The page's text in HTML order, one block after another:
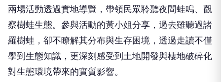
兩場活動透過實地導覽，帶領民眾聆聽夜間蛙鳴、觀
察樹蛙生態。參與活動的黃小姐分享，過去雖聽過諸
羅樹蛙，卻不瞭解其分布與生存困境，透過走讀不僅
學到生態知識，更深刻感受到土地開發與棲地破碎化
對生態環境帶來的實質影響。